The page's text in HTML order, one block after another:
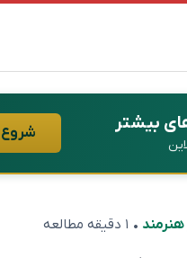
بیشتر شروع
• ۱ دقیقه مطالعه